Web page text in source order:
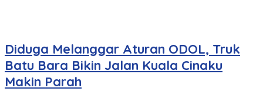
Diduga Melanggar Aturan ODOL, Truk
Batu Bara Bikin Jalan Kuala Cinaku
Makin Parah